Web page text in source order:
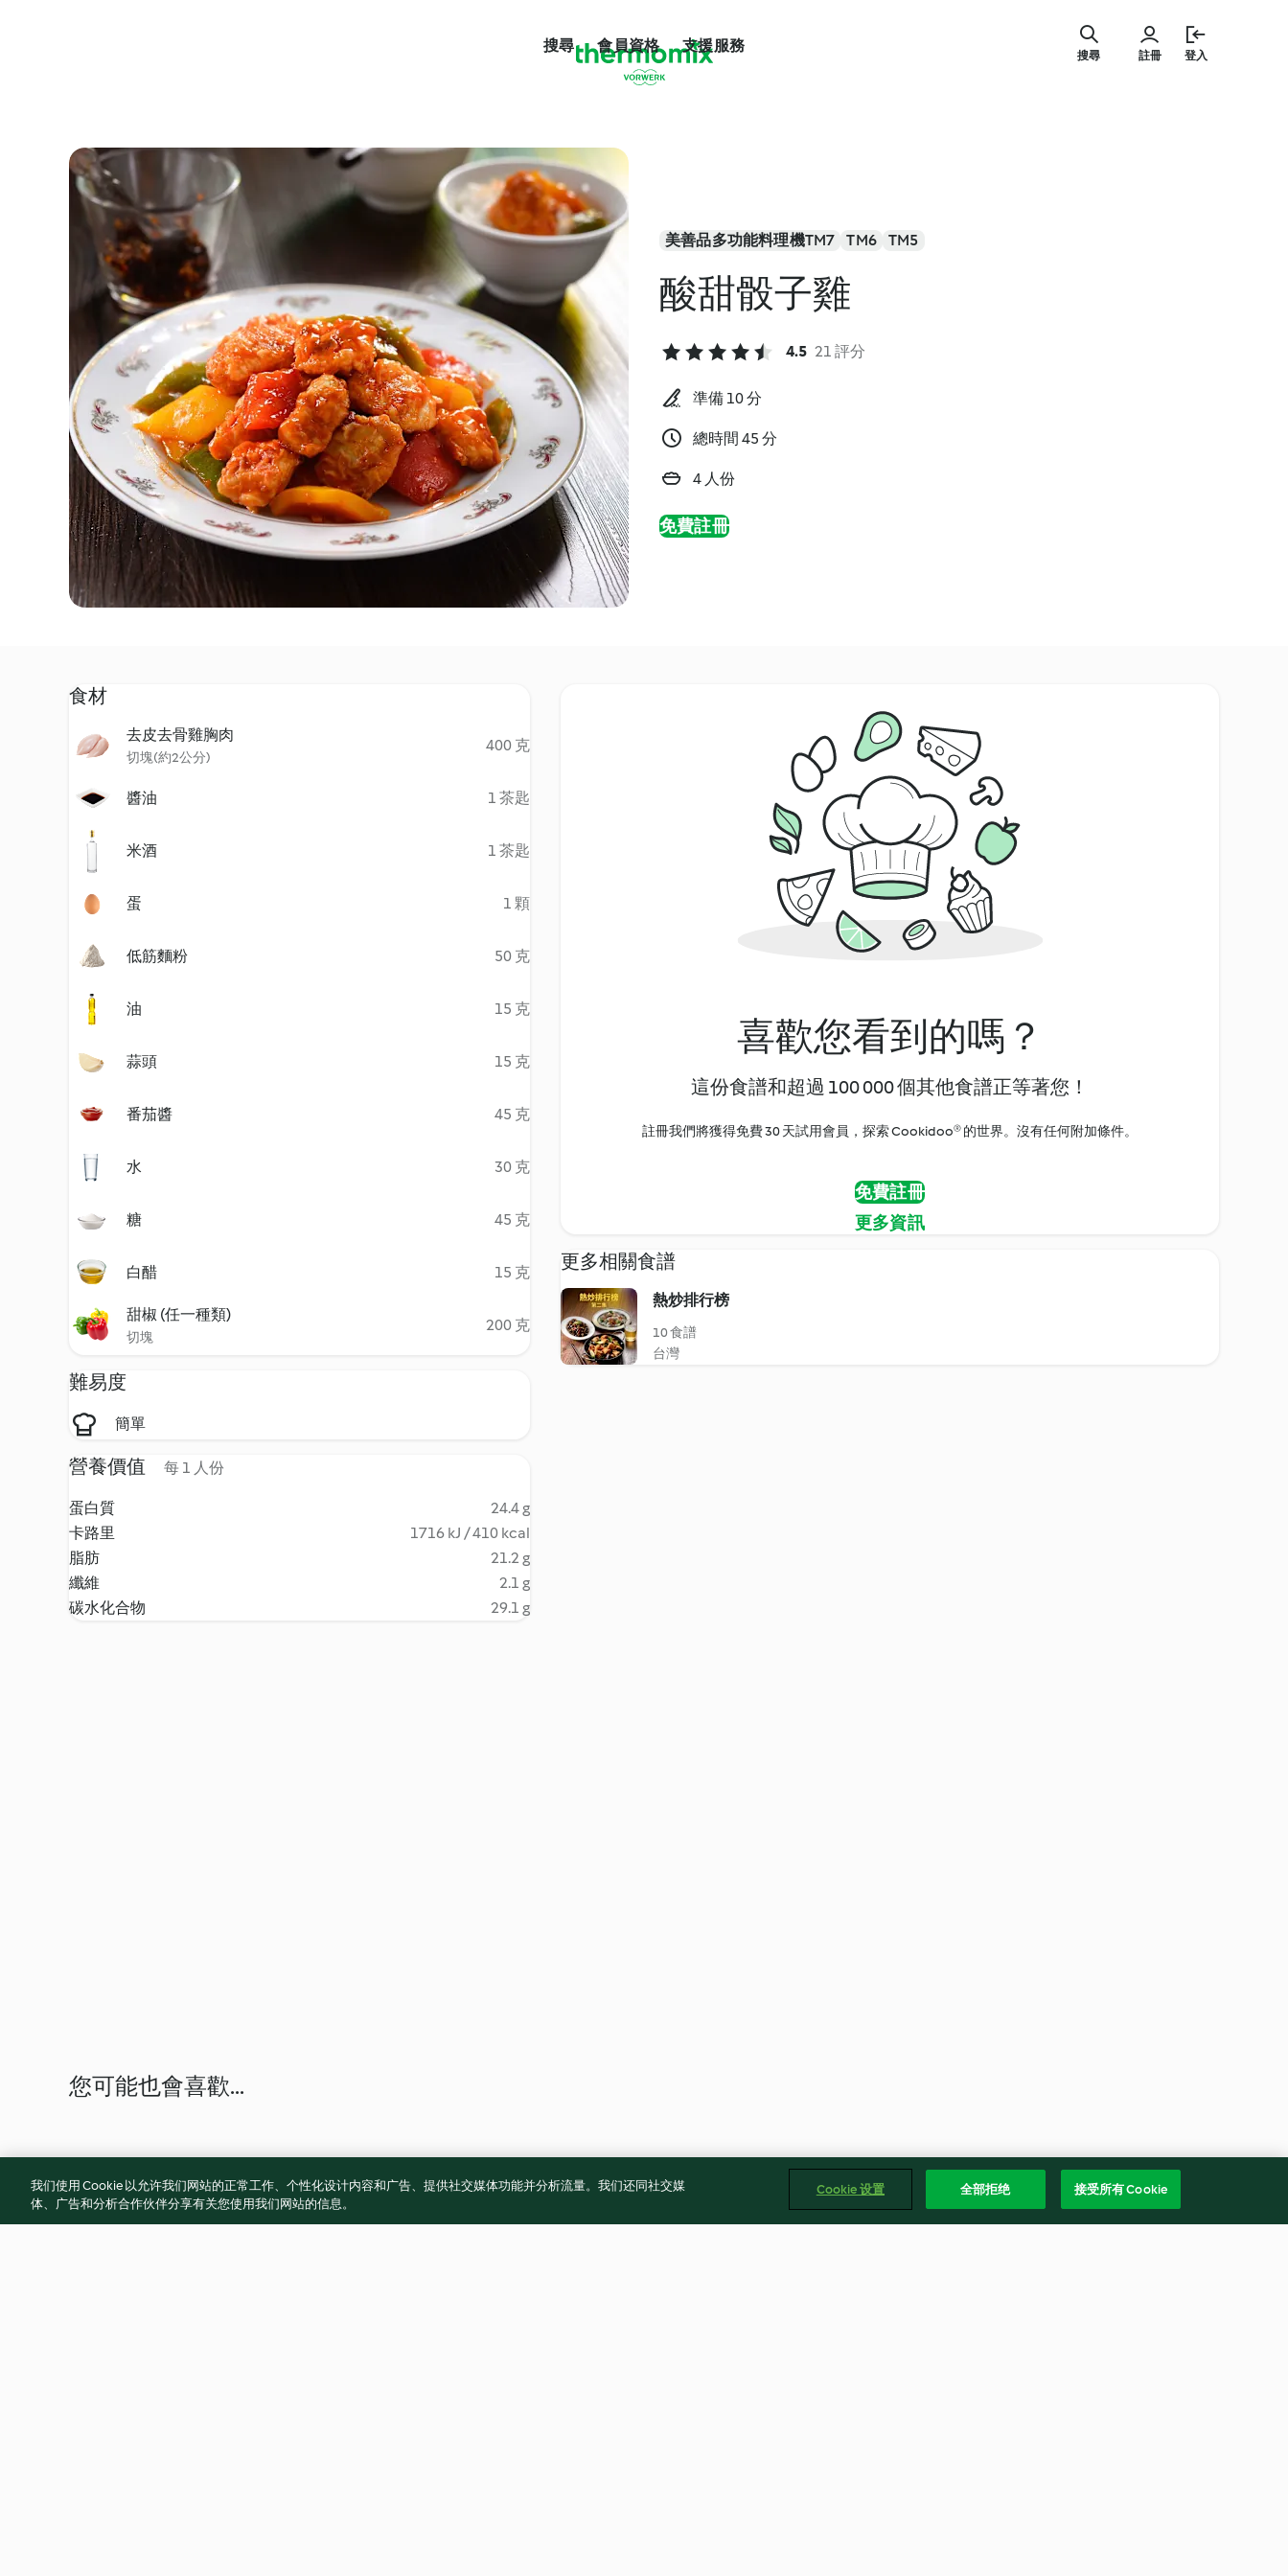
搜尋 會員資格 支援服務
註冊 登入
搜尋
美善品多功能料理機TM7 TM6 TM5
酸甜骰子雞
4.5 21 評分
準備 10 分
總時間 45 分
4 人份
免費註冊
食材
去皮去骨雞胸肉
切塊(約2公分)
400 克
醬油 1 茶匙
米酒 1 茶匙
蛋 1 顆
低筋麵粉 50 克
油 15 克
蒜頭 15 克
番茄醬 45 克
水 30 克
糖 45 克
白醋 15 克
甜椒 (任一種類)
切塊
200 克
難易度
簡單
營養價值 每 1 人份
蛋白質
24.4 g
卡路里
1716 kJ / 410 kcal
脂肪
21.2 g
纖維
2.1 g
碳水化合物
29.1 g
喜歡您看到的嗎？
這份食譜和超過 100 000 個其他食譜正等著您！
註冊我們將獲得免費 30 天試用會員，探索 Cookidoo® 的世界。沒有任何附加條件。
免費註冊
更多資訊
更多相關食譜
熱炒排行榜
10 食譜
台灣
您可能也會喜歡...
我们使用 Cookie 以允许我们网站的正常工作、个性化设计内容和广告、提供社交媒体功能并分析流量。我们还同社交媒
体、广告和分析合作伙伴分享有关您使用我们网站的信息。
Cookie 设置 全部拒绝 接受所有 Cookie